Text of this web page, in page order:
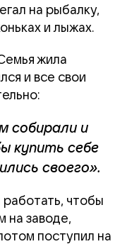
на рыбалку,
и лыжах.
жила
и все свои
собирали и
купить себе
своего».
чтобы
на заводе,
поступил на